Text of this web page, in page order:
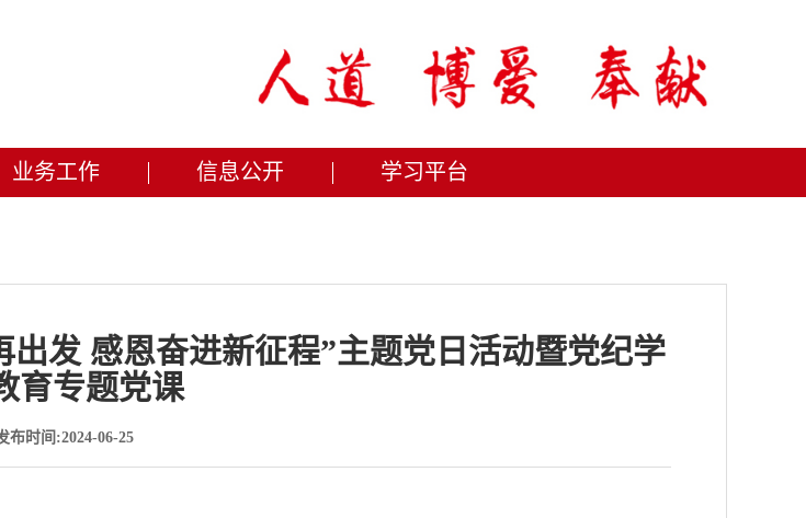
业务工作 信息公开 学习平台
发 感恩奋进新征程”主题党日活动暨党纪学
育专题党课
布时间:2024-06-25